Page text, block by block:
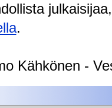
.
Kähkönen -